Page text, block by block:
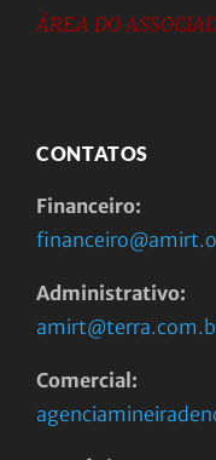
ÁREA DO
CONTATOS
Financeiro:
Administrativo:
Comercial: